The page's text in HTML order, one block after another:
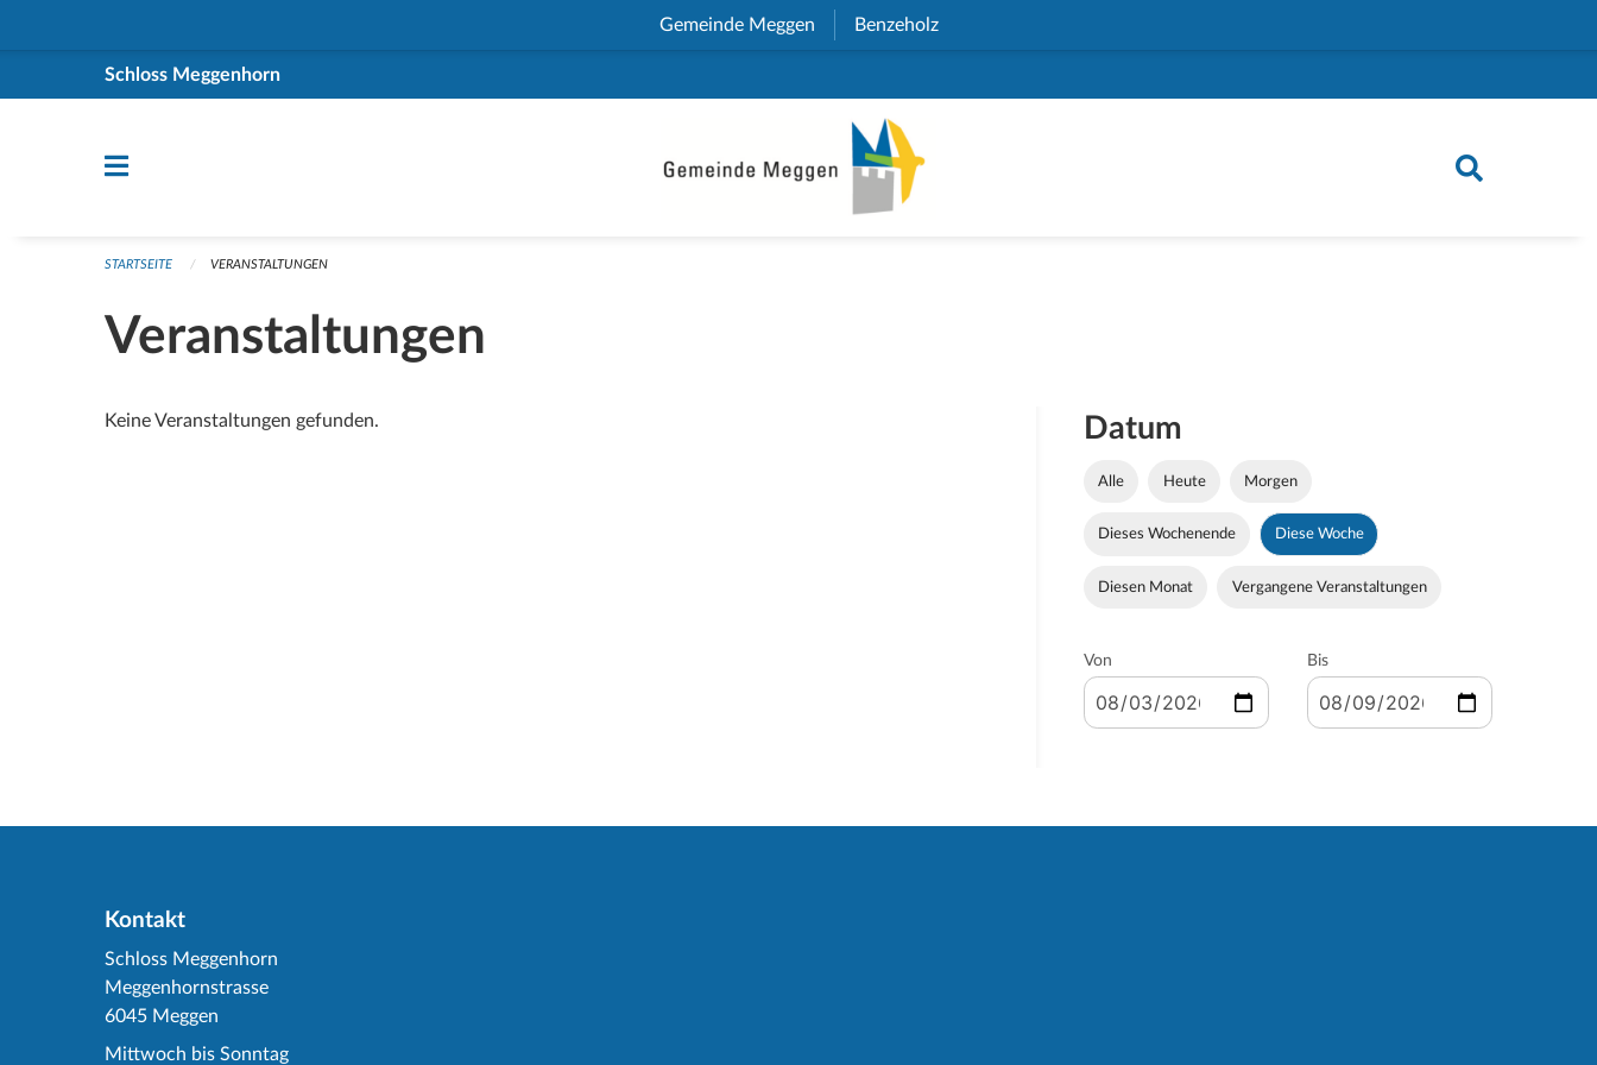
Gemeinde Meggen (External Link)
Benzeholz(External Link)
Schloss Meggenhorn
STARTSEITE VERANSTALTUNGEN
Veranstaltungen
Keine Veranstaltungen gefunden. Datum
Alle Heute Morgen
Dieses Wochenende Diese Woche
Diesen Monat Vergangene Veranstaltungen
Von Bis
Kontakt
Schloss Meggenhorn
Meggenhornstrasse
6045 Meggen
Mittwoch bis Sonntag